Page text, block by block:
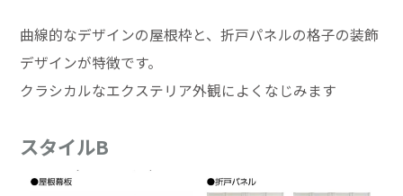
曲線的なデザインの屋根枠と、折戸パネルの格子の装飾
デザインが特徴です。
クラシカルなエクステリア外観によくなじみます
スタイルB